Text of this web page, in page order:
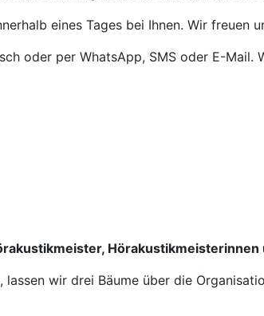
eines Tages bei Ihnen. Wir freuen
oder per WhatsApp, SMS oder E-Mail.
Hörakustikmeisterinnen
wir drei Bäume über die